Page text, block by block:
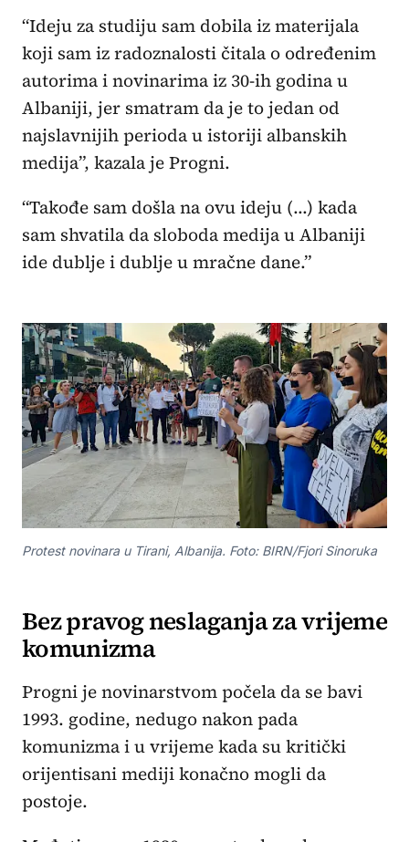
“Ideju za studiju sam dobila iz materijala
koji sam iz radoznalosti čitala o određenim
autorima i novinarima iz 30-ih godina u
Albaniji, jer smatram da je to jedan od
najslavnijih perioda u istoriji albanskih
medija”, kazala je Progni.
“Takođe sam došla na ovu ideju (...) kada
sam shvatila da sloboda medija u Albaniji
ide dublje i dublje u mračne dane.”
Protest novinara u Tirani, Albanija. Foto: BIRN/Fjori Sinoruka
Bez pravog neslaganja za vrijeme
komunizma
Progni je novinarstvom počela da se bavi
1993. godine, nedugo nakon pada
komunizma i u vrijeme kada su kritički
orijentisani mediji konačno mogli da
postoje.